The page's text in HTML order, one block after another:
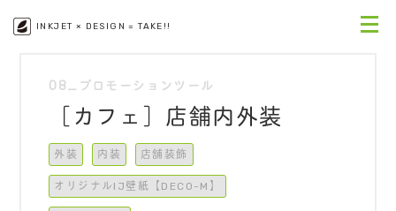
INKJET × DESIGN = TAKE!!
08_プロモーションツール
［カフェ］店舗内外装
外装 内装 店舗装飾
オリジナルIJ壁紙【DECO-M】